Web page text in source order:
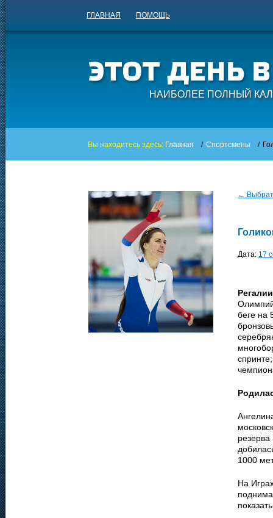
ГЛАВНАЯ ПОМОЩЬ
НАИБОЛЕЕ ПОЛНЫЙ
Вы находитесь здесь: Главная / Спортсмены /
←
Дата: 17
Регалии
беге на
1000
На